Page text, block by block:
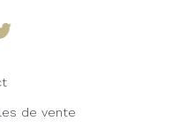
de vente